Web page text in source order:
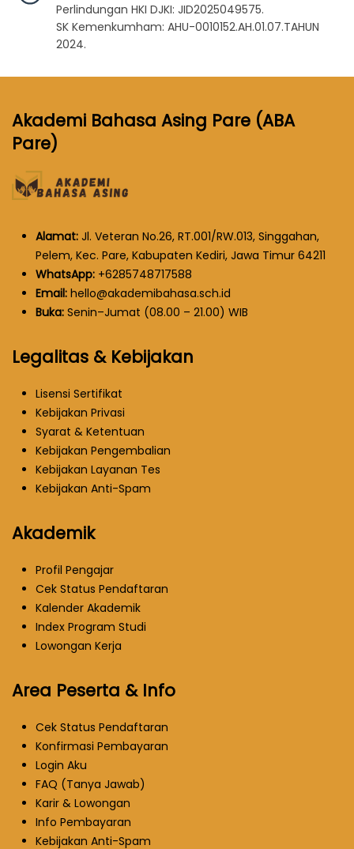
Perlindungan HKI DJKI: JID2025049575.
SK Kemenkumham: AHU-0010152.AH.01.07.TAHUN
2024.
Akademi Bahasa Asing Pare (ABA
Pare)
Alamat: Jl. Veteran No.26, RT.001/RW.013, Singgahan,
Pelem, Kec. Pare, Kabupaten Kediri, Jawa Timur 64211
WhatsApp: +6285748717588
Email: hello@akademibahasa.sch.id
Buka: Senin–Jumat (08.00 – 21.00) WIB
Legalitas & Kebijakan
Lisensi Sertifikat
Kebijakan Privasi
Syarat & Ketentuan
Kebijakan Pengembalian
Kebijakan Layanan Tes
Kebijakan Anti-Spam
Akademik
Profil Pengajar
Cek Status Pendaftaran
Kalender Akademik
Index Program Studi
Lowongan Kerja
Area Peserta & Info
Cek Status Pendaftaran
Konfirmasi Pembayaran
Login Aku
FAQ (Tanya Jawab)
Karir & Lowongan
Info Pembayaran
Kebijakan Anti-Spam